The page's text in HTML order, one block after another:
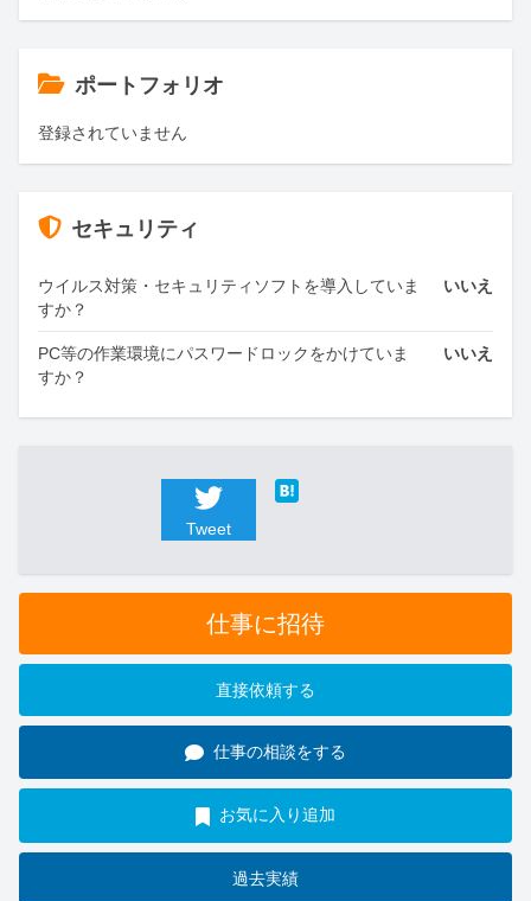
ポートフォリオ
登録されていません
セキュリティ
ウイルス対策・セキュリティソフトを導入していま
すか？
いいえ
PC等の作業環境にパスワードロックをかけていま
すか？
いいえ
Tweet
仕事に招待
直接依頼する
仕事の相談をする
お気に入り追加
過去実績